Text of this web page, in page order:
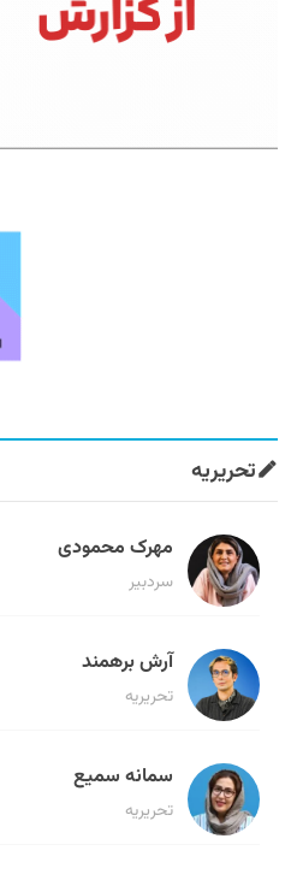
تحریریه
مهرک محمودی
سردبیر
آرش برهمند
تحریریه
سمانه سمیع
تحریریه